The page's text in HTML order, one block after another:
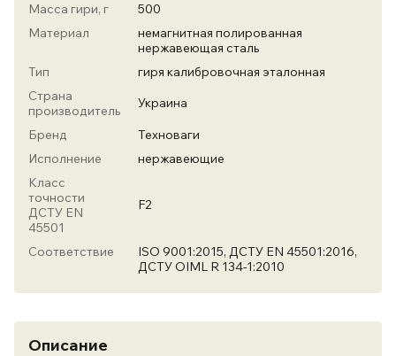
Масса гири, г
500
Материал
немагнитная полированная
нержавеющая сталь
Тип
гиря калибровочная эталонная
Страна
производитель
Украина
Бренд
Техноваги
Исполнение
нержавеющие
Класс
точности
ДСТУ EN
45501
F2
Соответствие
ISO 9001:2015, ДСТУ EN 45501:2016,
ДСТУ OIML R 134-1:2010
Описание